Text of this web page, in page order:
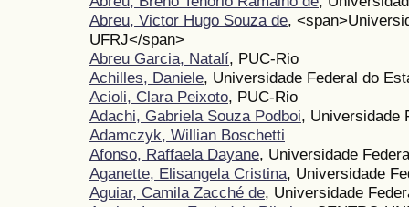
Abreu, Victor Hugo Souza de,
UFRJ</span>
Abreu Garcia, Natalí, PUC-Rio
Achilles, Daniele, Universidade Federal do
Acioli, Clara Peixoto, PUC-Rio
Adachi, Gabriela Souza Podboi, Universidade
Adamczyk, Willian Boschetti
Afonso, Raffaela Dayane, Universidade
Aganette, Elisangela Cristina, Universidade
Aguiar, Camila Zacché de, Universidade